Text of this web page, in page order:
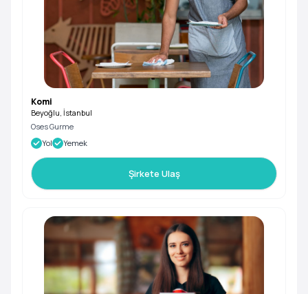
Komi
Beyoğlu, İstanbul
Oses Gurme
Yol
Yemek
Şirkete Ulaş